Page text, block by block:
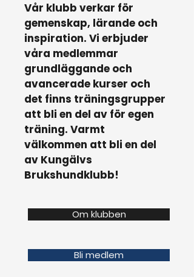
Vår klubb verkar för
gemenskap, lärande och
inspiration. Vi erbjuder
våra medlemmar
grundläggande och
avancerade kurser och
det finns träningsgrupper
att bli en del av för egen
träning. Varmt
välkommen att bli en del
av Kungälvs
Brukshundklubb!
Om klubben
Bli medlem